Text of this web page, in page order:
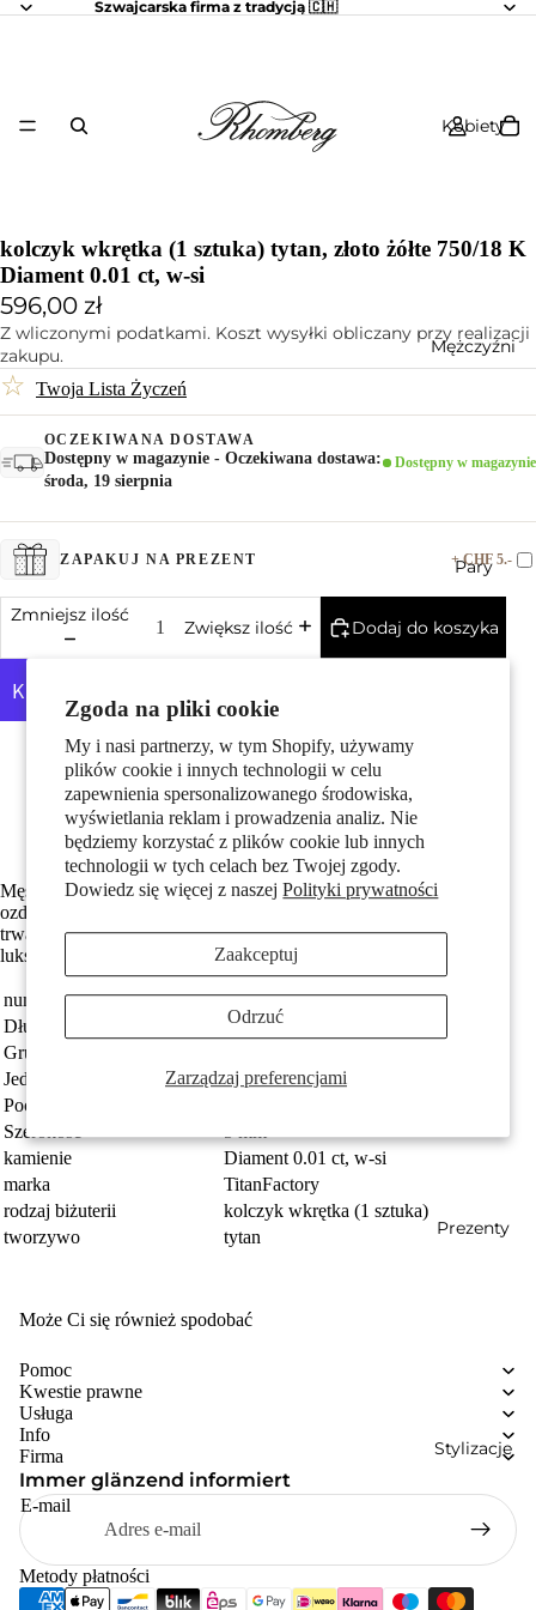
Zgoda na pliki cookie
My i nasi partnerzy, w tym Shopify, używamy
plików cookie i innych technologii w celu
zapewnienia spersonalizowanego środowiska,
wyświetlania reklam i prowadzenia analiz. Nie
będziemy korzystać z plików cookie lub innych
technologii w tych celach bez Twojej zgody.
Dowiedz się więcej z naszejPolityki prywatności
Zarządzaj preferencjami
Zaakceptuj
Odrzuć
Szwajcarska firma z tradycją 🇨🇭
Kobiety
Mężczyźni
Pary
Prezenty
Stylizacje
kolczyk wkrętka (1 sztuka) tytan, złoto żółte 750/18 K
Diament 0.01 ct, w-si
596,00 zł
Z wliczonymi podatkami. Koszt wysyłki obliczany przy realizacji
zakupu.
☆ Twoja Lista Życzeń
OCZEKIWANA DOSTAWA
Dostępny w magazynie - Oczekiwana dostawa:
środa, 19 sierpnia
Dostępny w magazynie
ZAPAKUJ NA PREZENT + CHF 5.-
Zmniejsz ilość
Zwiększ ilość Dodaj do koszyka
Więcej opcji płatności
Made in Germany
Antyalergiczny i przyjazny dla skóry
Z błyszczącym diamentem w jakości w-si
Darmowa dostawa
Męski kolczyk sztyft wykonany z tytanu i 750 żółtego złota,
ozdobiony diamentem. Nowoczesny, prostokątny design łączy
trwałość i elegancję, idealny dla mężczyzn ceniących subtelne,
luksusowe dodatki. Jeden sztuka w zestawie.
numer zamówienia
529555
Długość pręta
10 mm
Grupa docelowa
Jednostka
sztuka
Pochodzenie
Szerokość
kamienie
Diament 0.01 ct, w-si
marka
TitanFactory
rodzaj biżuterii
kolczyk wkrętka (1 sztuka)
tworzywo
tytan
Może Ci się również spodobać
Pomoc
Kwestie prawne
Usługa
Info
Firma
Immer glänzend informiert
E-mail
Metody płatności